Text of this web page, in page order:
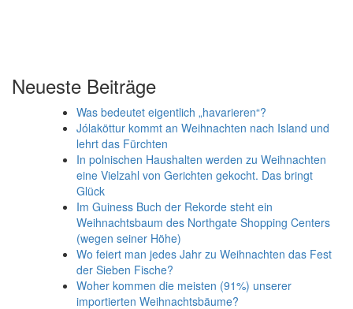
Neueste Beiträge
Was bedeutet eigentlich „havarieren“?
Jólaköttur kommt an Weihnachten nach Island und
lehrt das Fürchten
In polnischen Haushalten werden zu Weihnachten
eine Vielzahl von Gerichten gekocht. Das bringt
Glück
Im Guiness Buch der Rekorde steht ein
Weihnachtsbaum des Northgate Shopping Centers
(wegen seiner Höhe)
Wo feiert man jedes Jahr zu Weihnachten das Fest
der Sieben Fische?
Woher kommen die meisten (91%) unserer
importierten Weihnachtsbäume?